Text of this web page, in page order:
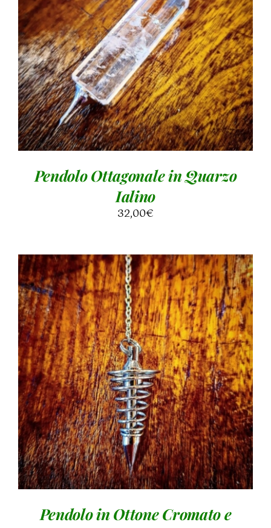
AGGIUNGI AL CARRELLO / DETTAGLI
Pendolo Ottagonale in Quarzo
Ialino
32,00€
AGGIUNGI AL CARRELLO / DETTAGLI
Pendolo in Ottone Cromato e